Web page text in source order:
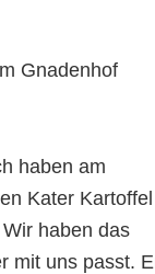
Gnadenhof
haben am
Kater
haben das
mit uns passt.